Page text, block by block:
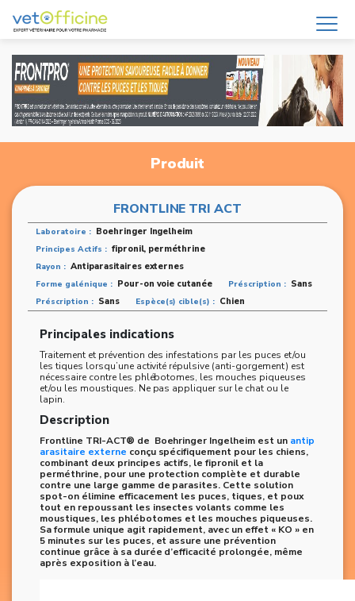
Produit
FRONTLINE TRI ACT
Laboratoire : Boehringer Ingelheim
Principes Actifs : fipronil, perméthrine
Rayon : Antiparasitaires externes
Forme galénique : Pour-on voie cutanée Préscription : Sans
Préscription : Sans Espèce(s) cible(s) : Chien
Principales indications
Traitement et prévention des infestations par les puces et/ou
les tiques lorsqu’une activité répulsive (anti-gorgement) est
nécessaire contre les phlébotomes, les mouches piqueuses
et/ou les moustiques. Ne pas appliquer sur le chat ou le
lapin.
Description
Frontline TRI-ACT® de Boehringer Ingelheim est un antip
arasitaire externe conçu spécifiquement pour les chiens,
combinant deux principes actifs, le fipronil et la
perméthrine, pour une protection complète et durable
contre une large gamme de parasites. Cette solution
spot-on élimine efficacement les puces, tiques, et poux
tout en repoussant les insectes volants comme les
moustiques, les phlébotomes et les mouches piqueuses.
Sa formule unique agit rapidement, avec un effet « KO » en
5 minutes sur les puces, et assure une prévention
continue grâce à sa durée d’efficacité prolongée, même
après exposition à l’eau.